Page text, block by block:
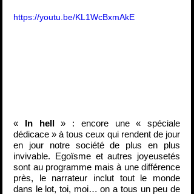
https://youtu.be/KL1WcBxmAkE
« In hell » : encore une « spéciale
dédicace » à tous ceux qui rendent de jour
en jour notre société de plus en plus
invivable. Egoïsme et autres joyeusetés
sont au programme mais à une différence
près, le narrateur inclut tout le monde
dans le lot, toi, moi… on a tous un peu de